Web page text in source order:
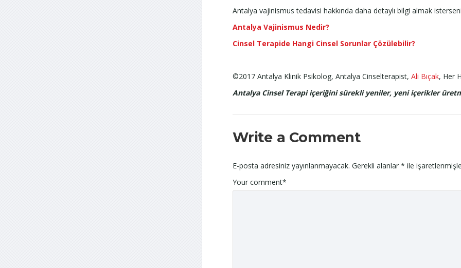
Antalya vajinismus tedavisi hakkında daha detaylı bilgi almak
Antalya Vajinismus Nedir?
Cinsel Terapide Hangi Cinsel Sorunlar Çözülebilir?
©2017 Antalya Klinik Psikolog, Antalya Cinselterapist, Ali Bıçak, Her
Antalya Cinsel Terapi içeriğini sürekli yeniler, yeni içerikler
Write a Comment
E-posta adresiniz yayınlanmayacak. Gerekli alanlar * ile
Your comment*